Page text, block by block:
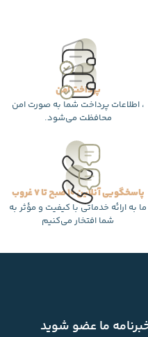
پرداخت امن
، اطلاعات پرداخت شما به صورت امن
محافظت می‌شود.
پاسخگویی آنلاین 10 صبح تا 7 غروب
ما به ارائه خدماتی با کیفیت و مؤثر به
شما افتخار می‌کنیم
ما عضو شوید